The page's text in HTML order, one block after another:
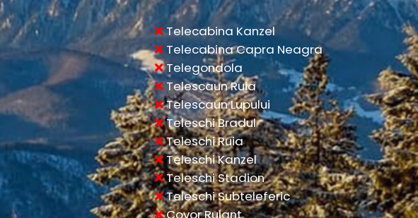
Telecabina Kanzel
Telecabina Capra Neagra
Telegondola
Telescaun Ruia
Telescaun Lupului
Teleschi Bradul
Teleschi Ruia
Teleschi Kanzel
Teleschi Stadion
Teleschi Subteleferic
Covor Rulant